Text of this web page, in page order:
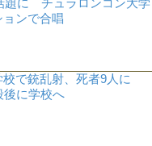
ンで合唱
校で銃乱射、死者9人に
後に学校へ